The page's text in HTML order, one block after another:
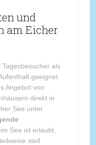
und
am Eicher
als
geeignet
Angebot von
direkt in
See unter
See ist erlaubt,
steil